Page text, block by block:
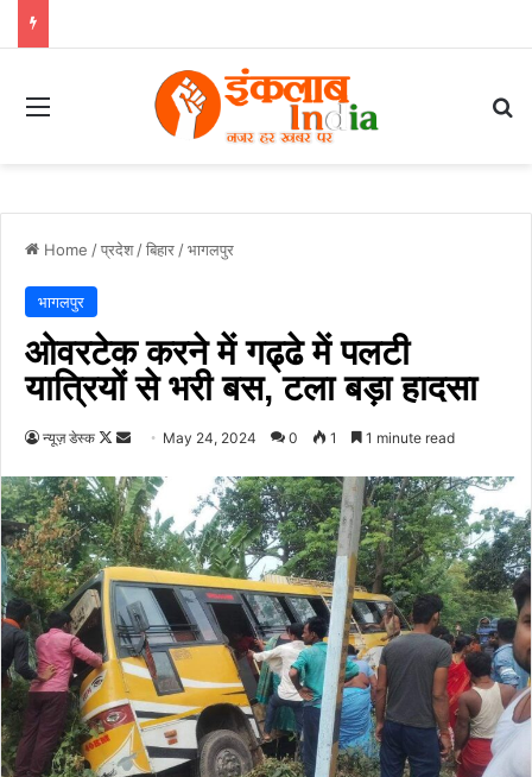
Menu
Home /प्रदेश /बिहार /भागलपुर
भागलपुर
ओवरटेक करने में गढ्ढे में पलटी
यात्रियों से भरी बस, टला बड़ा हादसा
न्यूज़ डेस्क
Follow
X
Send
email
May 24, 2024 0 1 1 minute read